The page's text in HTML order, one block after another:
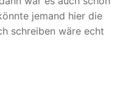
jemand hier die
schreiben wäre echt